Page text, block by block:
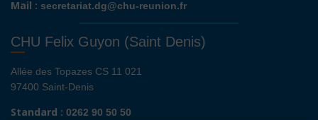
Mail : secretariat.dg@chu-reunion.fr
CHU Felix Guyon (Saint Denis)
Allée des Topazes CS 11 021
97400 Saint-Denis
Standard : 0262 90 50 50